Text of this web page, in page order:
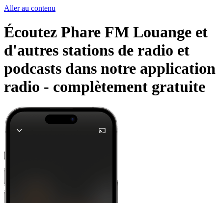
Aller au contenu
Écoutez Phare FM Louange et
d'autres stations de radio et
podcasts dans notre application
radio - complètement gratuite